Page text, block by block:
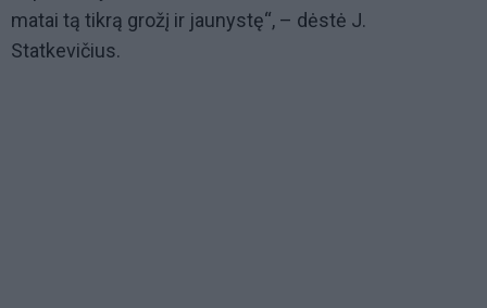
matai tą tikrą grožį ir jaunystę“, – dėstė J.
Statkevičius.